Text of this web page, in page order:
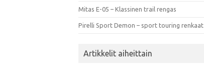
Mitas E-05 – Klassinen trail rengas
Pirelli Sport Demon – sport touring renkaat
Artikkelit aiheittain